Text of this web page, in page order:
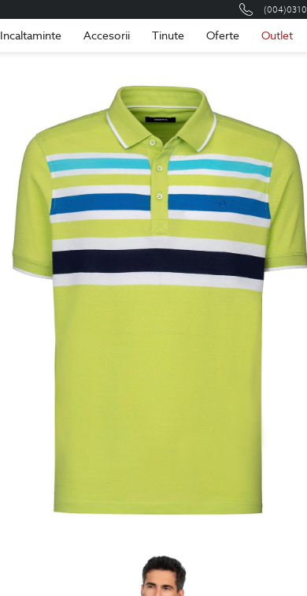
Incaltaminte Accesorii Tinute Oferte Outlet
Romania Romana